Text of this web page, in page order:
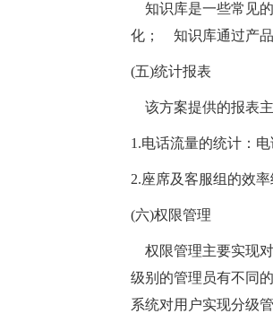
知识库是一些常见
化； 知识库通过产品
(五)统计报表
该方案提供的报表主
1.电话流量的统计：
2.座席及客服组的效
(六)权限管理
权限管理主要实现
级别的管理员有不同
系统对用户实现分级